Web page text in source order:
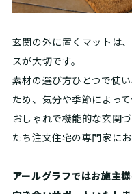
玄関の外に置くマットは
スが大切です。
素材の選び方ひとつで使
ため、気分や季節によっ
おしゃれで機能的な玄関
たち注文住宅の専門家に
アールグラフではお施主